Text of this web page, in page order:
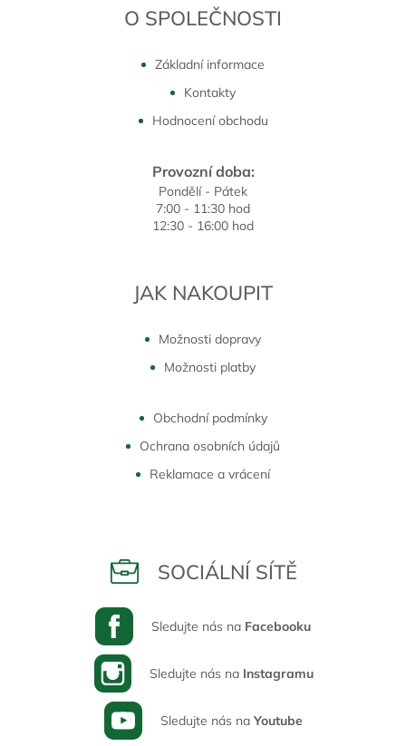
O SPOLEČNOSTI
Základní informace
Kontakty
Hodnocení obchodu
Provozní doba:
Pondělí - Pátek
7:00 - 11:30 hod
12:30 - 16:00 hod
JAK NAKOUPIT
Možnosti dopravy
Možnosti platby
Obchodní podmínky
Ochrana osobních údajů
Reklamace a vrácení
SOCIÁLNÍ SÍTĚ
Sledujte nás na Facebooku
Sledujte nás na Instagramu
Sledujte nás na Youtube